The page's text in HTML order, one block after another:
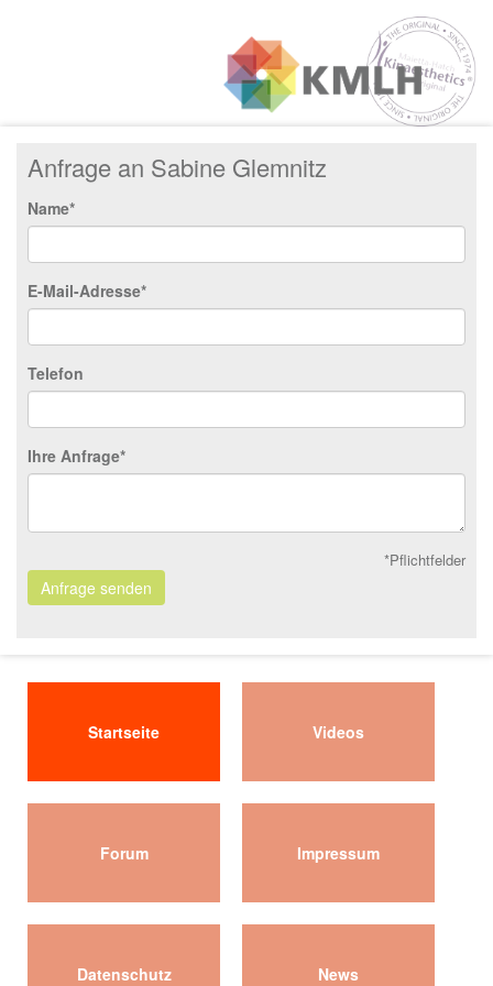
Anfrage an Sabine Glemnitz
Name*
E-Mail-Adresse*
Telefon
Ihre Anfrage*
*Pflichtfelder
Anfrage senden
Startseite Videos
Forum Impressum
Datenschutz News